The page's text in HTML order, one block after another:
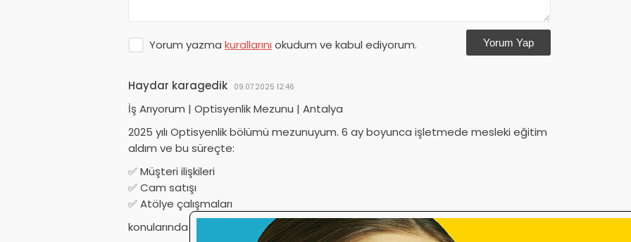
Yorum yazma kurallarını okudum ve kabul ediyorum. Yorum Yap
Haydar karagedik 09.07.2025 12:46
İş Arıyorum | Optisyenlik Mezunu | Antalya
2025 yılı Optisyenlik bölümü mezunuyum. 6 ay boyunca işletmede mesleki eğitim
aldım ve bu süreçte:
✅ Müşteri ilişkileri
✅ Cam satışı
✅ Atölye çalışmaları
konularında aktif görev aldım.